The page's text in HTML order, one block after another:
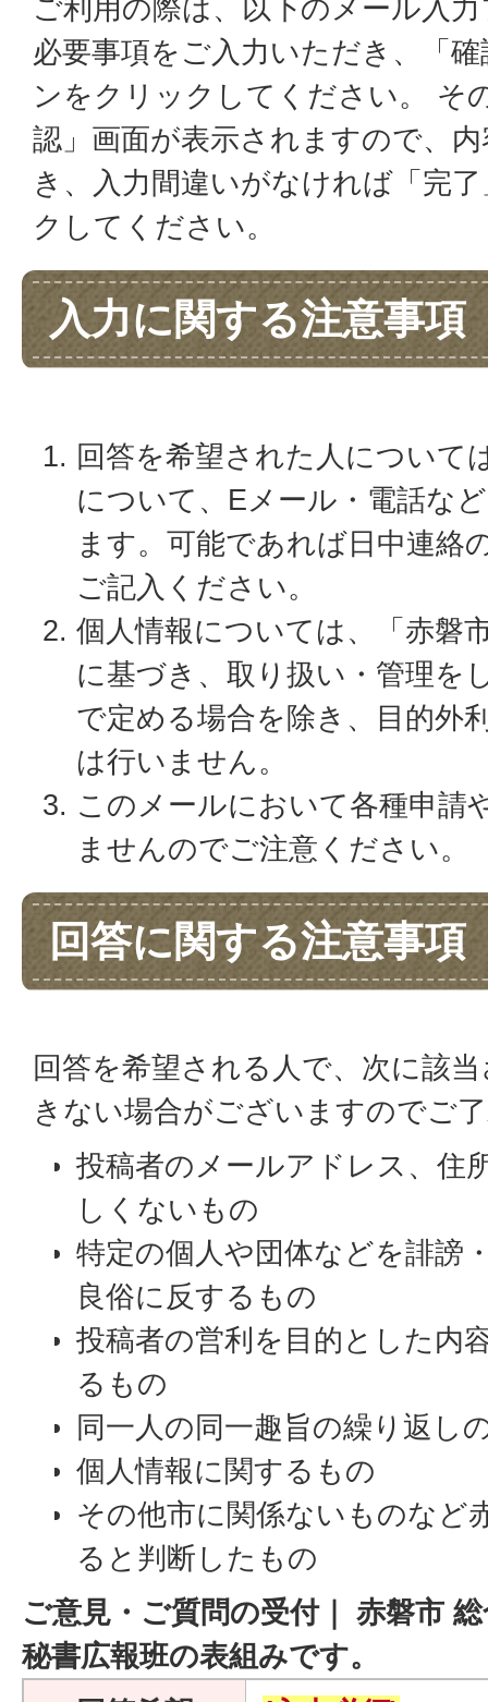
ご利用の際は、以下のメール入
必要事項をご入力いただき、「
ンをクリックしてください。 そ
認」画面が表示されますので、
き、入力間違いがなければ「完
クしてください。
入力に関する注意事項
回答を希望された人について
について、Eメール・電話な
ます。可能であれば日中連絡
ご記入ください。
個人情報については、「赤磐
に基づき、取り扱い・管理を
で定める場合を除き、目的外
は行いません。
このメールにおいて各種申請
ませんのでご注意ください。
回答に関する注意事項
回答を希望される人で、次に該
きない場合がございますのでご
投稿者のメールアドレス、住
しくないもの
特定の個人や団体などを誹謗
良俗に反するもの
投稿者の営利を目的とした内
るもの
同一人の同一趣旨の繰り返し
個人情報に関するもの
その他市に関係ないものなど
ると判断したもの
ご意見・ご質問の受付｜ 赤磐市
秘書広報班の表組みです。